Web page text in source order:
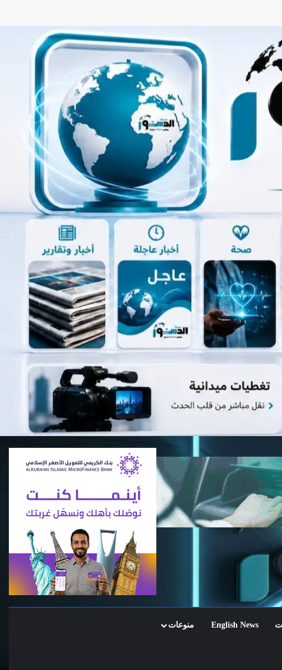
English News منوعات